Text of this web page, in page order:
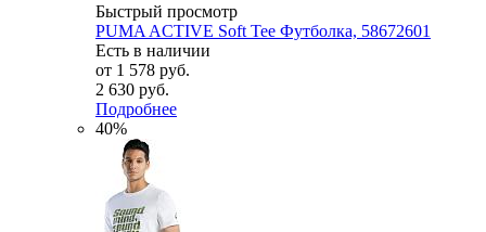
Быстрый просмотр
PUMA ACTIVE Soft Tee Футболка, 58672601
Есть в наличии
от 1 578 руб.
2 630 руб.
Подробнее
40%